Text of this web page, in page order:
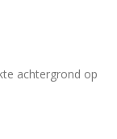
achtergrond op